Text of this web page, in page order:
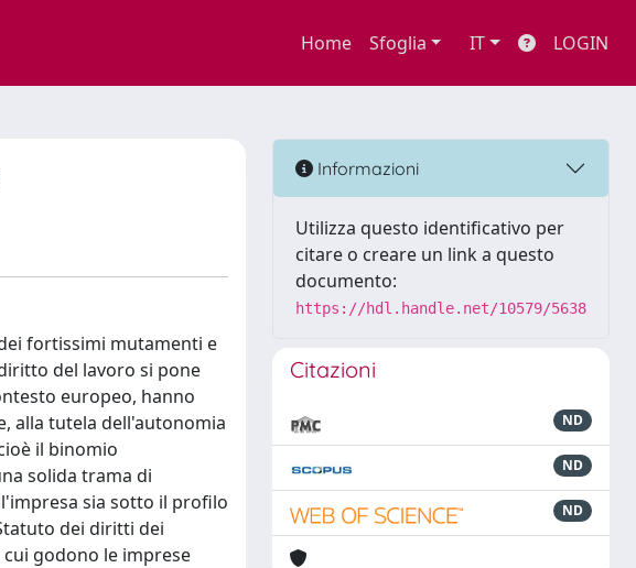
Home Sfoglia IT LOGIN
fortissimi mutamenti e
del lavoro si pone
europeo, hanno
alla tutela dell'autonomia
il binomio
solida trama di
sia sotto il profilo
dei diritti dei
godono le imprese
Informazioni
Utilizza questo identificativo per
citare o creare un link a questo
documento:
https://hdl.handle.net/10579/5638
Citazioni
ND
ND
ND